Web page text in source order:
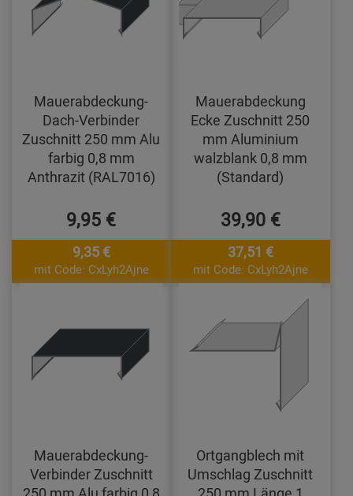
Mauerabdeckung-
Dach-Verbinder
Zuschnitt 250 mm Alu
farbig 0,8 mm
Anthrazit (RAL7016)
9,95 €
9,35 €
mit Code: CxLyh2Ajne
Mauerabdeckung
Ecke Zuschnitt 250
mm Aluminium
walzblank 0,8 mm
(Standard)
39,90 €
37,51 €
mit Code: CxLyh2Ajne
Mauerabdeckung-
Verbinder Zuschnitt
Ortgangblech mit
Umschlag Zuschnitt